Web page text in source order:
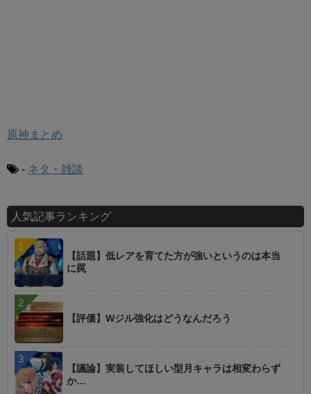
原神まとめ
- ネタ・雑談
人気記事ランキング
【話題】低レアを育てた方が強いというのは本当
に罠
【評価】Wジル強化はどうなんだろう
【議論】実装してほしい型月キャラは相変わらず
か…